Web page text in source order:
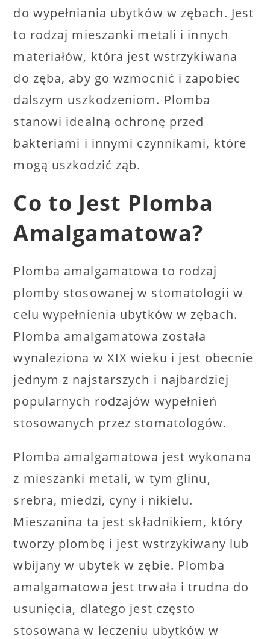
do wypełniania ubytków w zębach. Jest
to rodzaj mieszanki metali i innych
materiałów, która jest wstrzykiwana
do zęba, aby go wzmocnić i zapobiec
dalszym uszkodzeniom. Plomba
stanowi idealną ochronę przed
bakteriami i innymi czynnikami, które
mogą uszkodzić ząb.
Co to Jest Plomba
Amalgamatowa?
Plomba amalgamatowa to rodzaj
plomby stosowanej w stomatologii w
celu wypełnienia ubytków w zębach.
Plomba amalgamatowa została
wynaleziona w XIX wieku i jest obecnie
jednym z najstarszych i najbardziej
popularnych rodzajów wypełnień
stosowanych przez stomatologów.
Plomba amalgamatowa jest wykonana
z mieszanki metali, w tym glinu,
srebra, miedzi, cyny i nikielu.
Mieszanina ta jest składnikiem, który
tworzy plombę i jest wstrzykiwany lub
wbijany w ubytek w zębie. Plomba
amalgamatowa jest trwała i trudna do
usunięcia, dlatego jest często
stosowana w leczeniu ubytków w